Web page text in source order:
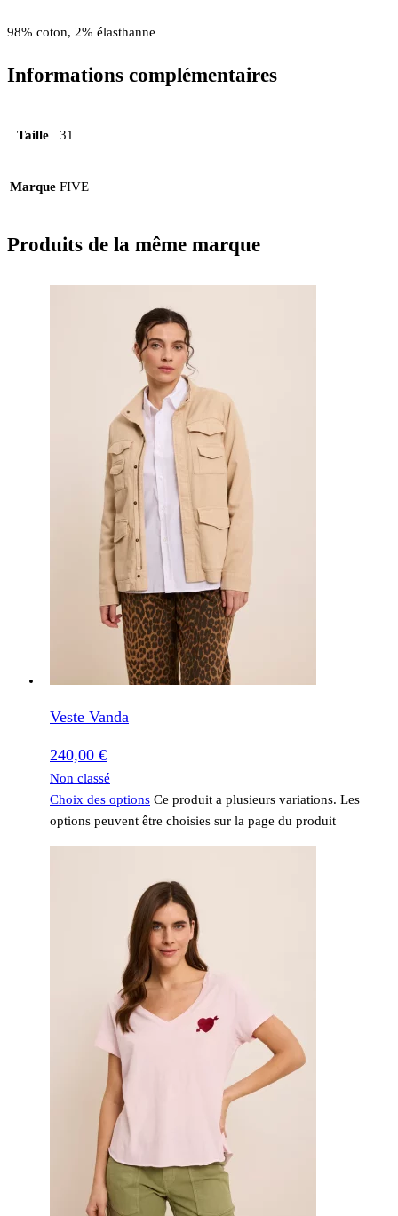
98% coton, 2% élasthanne
Informations complémentaires
Taille 31
Marque FIVE
Produits de la même marque
Veste Vanda
240,00 €
Non classé
Choix des options Ce produit a plusieurs variations. Les
options peuvent être choisies sur la page du produit